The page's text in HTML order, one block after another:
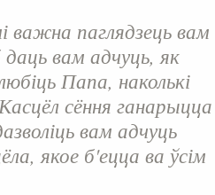
важна паглядзець вам
вам адчуць, як
Папа, наколькі
сёння ганарыцца
вам адчуць
якое б'ецца ва ўсім